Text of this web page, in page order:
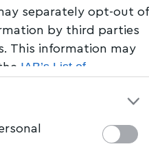
separately opt-out of
by third parties
This information may
IAB’s List of